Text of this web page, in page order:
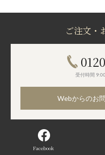
ご注文・
受付時間
Webからのお
Facebook